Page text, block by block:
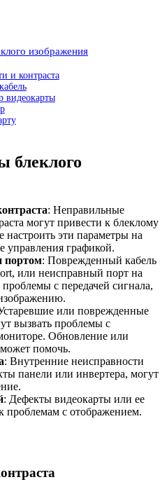
изображения
и контраста
видеокарты
блеклого
: Неправильные
могут привести к блеклому
эти параметры на
управления графикой.
портом: Поврежденный кабель
или неисправный порт на
с передачей сигнала,
или поврежденные
вызвать проблемы с
Обновление или
помочь.
: Внутренние неисправности
панели или инвертера, могут
: Дефекты видеокарты или ее
проблемам с отображением.